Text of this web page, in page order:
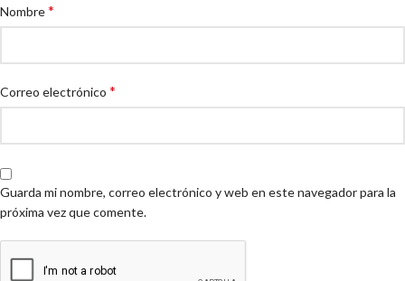
Nombre*
Correo electrónico *
Guarda mi nombre, correo electrónico y web en este navegador para la
próxima vez que comente.